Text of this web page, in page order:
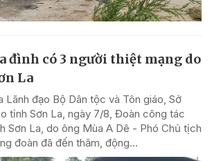
đình có 3 người thiệt mạng do
La
Lãnh đạo Bộ Dân tộc và Tôn giáo, Sở
tỉnh Sơn La, ngày 7/8, Đoàn công tác
Sơn La, do ông Mùa A Dê - Phó Chủ tịch
đoàn đã đến thăm, động...